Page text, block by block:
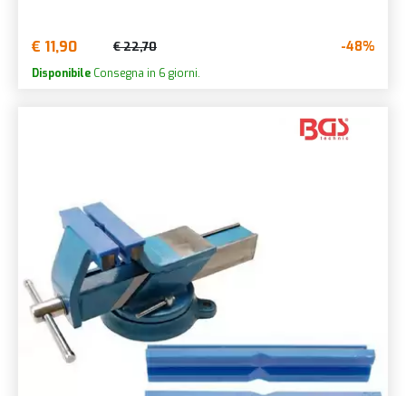
€ 11,90 € 22,70 -48%
Disponibile Consegna in 6 giorni.